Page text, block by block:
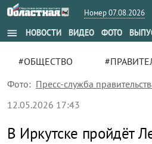
Номер 07.08.2026
menu НОВОСТИ ВИДЕО ФОТО
#ОБЩЕСТВО
Фото: Пресс-служба
12.05.2026 17:43
В Иркутске пройдёт